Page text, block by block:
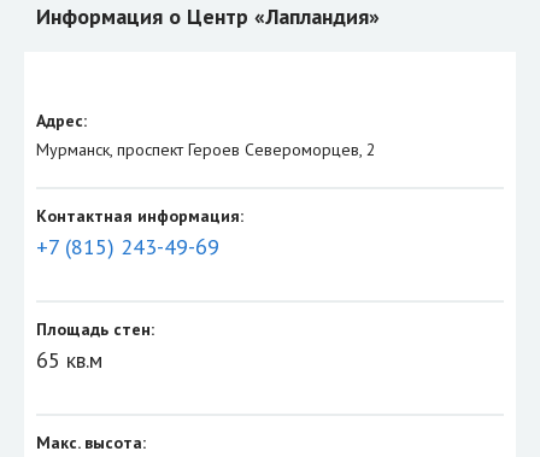
Информация о Центр «Лапландия»
Адрес:
Мурманск, проспект Героев Североморцев, 2
Контактная информация:
+7 (815) 243-49-69
Площадь стен:
65 кв.м
Макс. высота: